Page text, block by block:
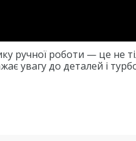
ручної роботи — це не
увагу до деталей і